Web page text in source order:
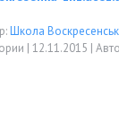
Школа
| 12.11.2015 |